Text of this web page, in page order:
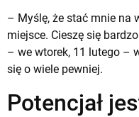
– Myślę, że stać mnie na
miejsce. Cieszę się
– we wtorek, 11 lutego –
się o wiele pewniej.
Potencjał